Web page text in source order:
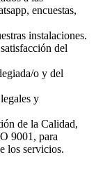
encuestas,
instalaciones.
del
o y del
y
de la Calidad,
9001, para
los servicios.